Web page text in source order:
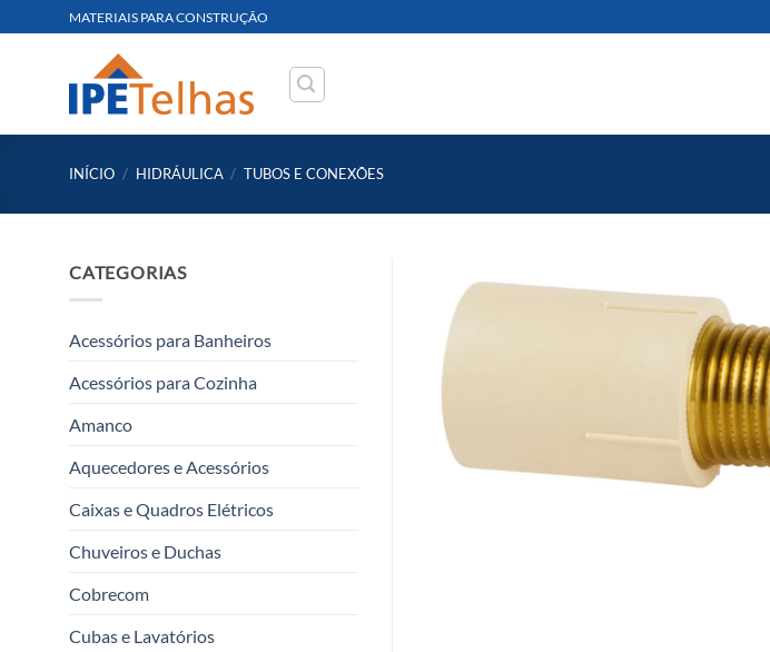
to
MATERIAIS PARA CONSTRUÇÃO
INÍCIO / HIDRÁULICA / TUBOS E CONEXÕES
CATEGORIAS
Acessórios para Banheiros
Acessórios para Cozinha
Amanco
Aquecedores e Acessórios
Caixas e Quadros Elétricos
Chuveiros e Duchas
Cobrecom
Cubas e Lavatórios